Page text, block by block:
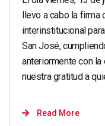
llevo a cabo la
interinstitucional
San José,
anteriormente con
nuestra gratitud a
Read More